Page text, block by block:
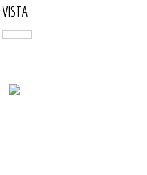
VISTA